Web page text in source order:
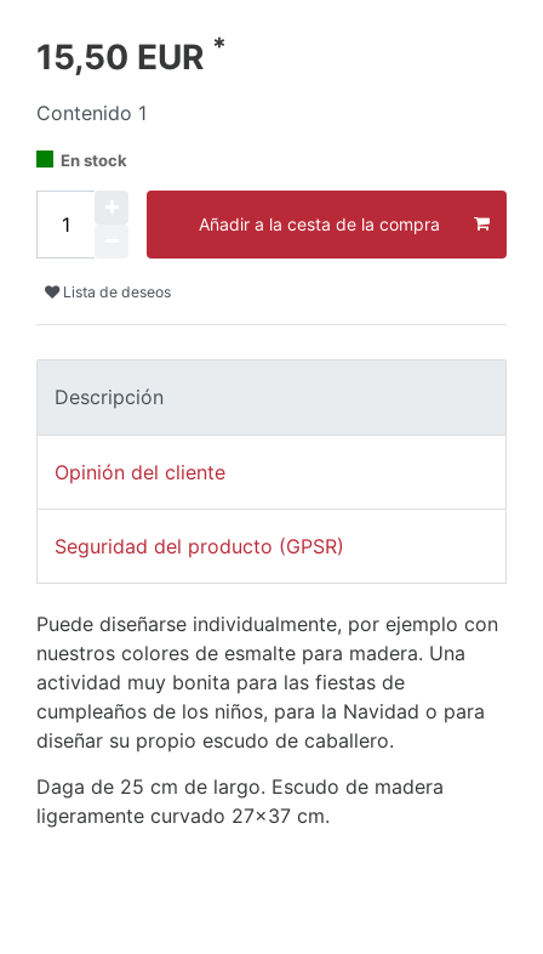
15,50 EUR *
Contenido 1
En stock
Añadir a la cesta de la compra
Lista de deseos
Descripción
Opinión del cliente
Seguridad del producto (GPSR)
Puede diseñarse individualmente, por ejemplo con
nuestros colores de esmalte para madera. Una
actividad muy bonita para las fiestas de
cumpleaños de los niños, para la Navidad o para
diseñar su propio escudo de caballero.
Daga de 25 cm de largo. Escudo de madera
ligeramente curvado 27x37 cm.